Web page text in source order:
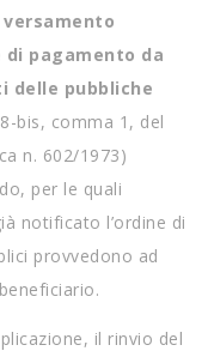
pagamento da
delle pubbliche
bis, comma 1, del
n. 602/1973)
per le quali
notificato l’ordine di
provvedono ad
il rinvio del